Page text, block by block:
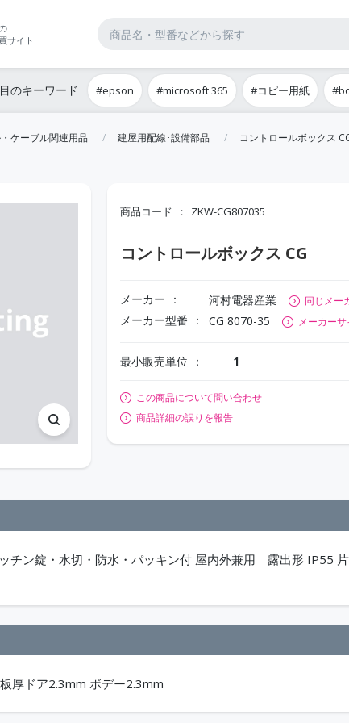
サイト
のキーワード #epson #microsoft 365 #コピー用紙
ケーブル関連用品 建屋用配線･設備部品 コントロールボックス
商品コード ZKW-CG807035
コントロールボックス CG
メーカー 河村電器産業 同じメー
メーカー型番 CG 8070-35 メーカー
最小販売単位 1
この商品について問い合わせ
商品詳細の誤りを報告
チン錠・水切・防水・パッキン付 屋内外兼用 露出形 IP55
厚ドア2.3mm ボデー2.3mm